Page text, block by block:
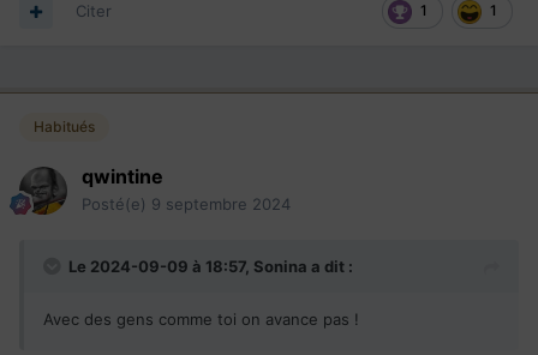
Source :https://www.echosciences-grenoble.fr/articles/la-
pyramide-des-preuves-en-sciences-les-differents-types-d-
Le système n'est pas parfait, on le sais. Comme partout
1 1
Citer
Habitués
qwintine
Posté(e) 9 septembre 2024
Le 2024-09-09 à 18:57, Sonina a dit :
Avec des gens comme toi on avance pas !